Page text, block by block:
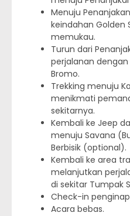
Menuju
keindahan Golden
memukau.
Turun dari
perjalanan
Bromo.
Trekking menuju
menikmati
sekitarnya.
Kembali ke Jeep
menuju Savana
Berbisik (optional).
Kembali ke area
melanjutkan
di sekitar Tumpak
Check-in
Acara bebas.